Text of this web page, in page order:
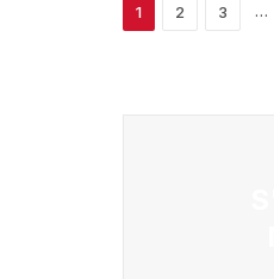
1 2 3 …